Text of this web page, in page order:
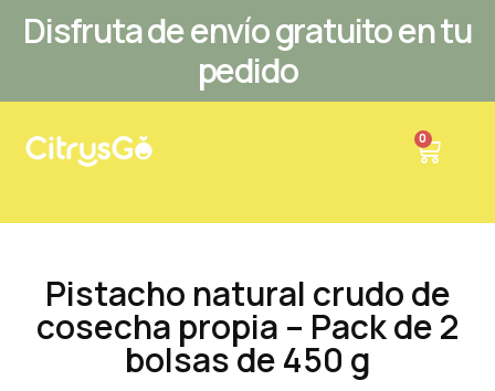
Disfruta de envío gratuito en tu
pedido
0
Pistacho natural crudo de
cosecha propia – Pack de 2
bolsas de 450 g